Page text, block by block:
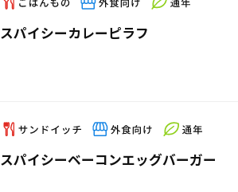
スパイシーカレーピラフ
スパイシーベーコンエッグバーガー